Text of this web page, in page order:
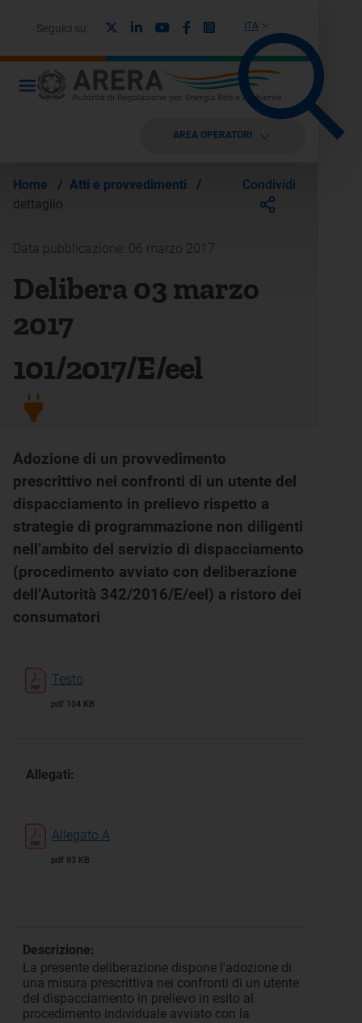
ITA
Seguici su: LinkedinYoutubeFacebook
Instagram
AREA OPERATORI
Home / Atti e provvedimenti
/
dettaglio
Condividi
Data pubblicazione: 06 marzo 2017
Delibera 03 marzo
2017
101/2017/E/eel
Adozione di un provvedimento
prescrittivo nei confronti di un utente del
dispacciamento in prelievo rispetto a
strategie di programmazione non diligenti
nell’ambito del servizio di dispacciamento
(procedimento avviato con deliberazione
dell’Autorità 342/2016/E/eel) a ristoro dei
consumatori
Testo
pdf 104 KB
Allegati:
Allegato A
pdf 83 KB
Descrizione:
La presente deliberazione dispone l'adozione di
una misura prescrittiva nei confronti di un utente
del dispacciamento in prelievo in esito al
procedimento individuale avviato con la